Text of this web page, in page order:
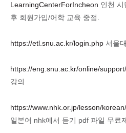
LearningCenterForIncheon 인천 시
후 회원가입/어학 교육 중점.
https://etl.snu.ac.kr/login.php 서울
https://eng.snu.ac.kr/online/
강의
https://www.nhk.or.jp/lesson/
일본어 nhk에서 듣기 pdf 파일 무료